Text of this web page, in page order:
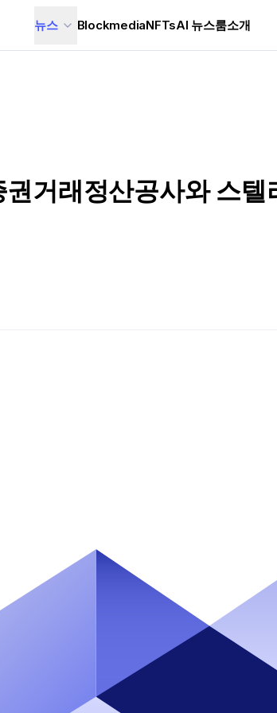
뉴스 BlockmediaNFTsAI 뉴스룸소개
권거래정산공사와 스